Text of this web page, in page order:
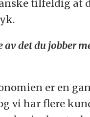
tilfeldig at
av det du jobber
er en
vi har flere